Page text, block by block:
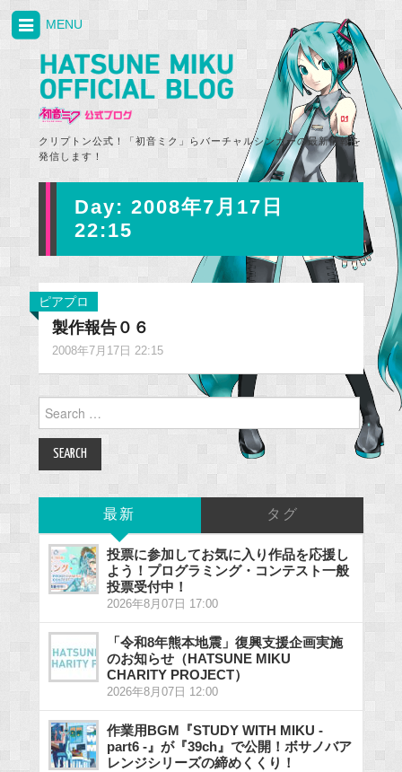
クリプトン公式！「初音ミク」らバーチャルシンガーの最新情報を
発信します！
MENU
Day: 2008年7月17日
22:15
ピアプロ
製作報告０６
2008年7月17日 22:15
Search
for:
最新 タグ
投票に参加してお気に入り作品を応援し
よう！プログラミング・コンテスト一般
投票受付中！
2026年8月07日 17:00
「令和8年熊本地震」復興支援企画実施
のお知らせ（HATSUNE MIKU
CHARITY PROJECT）
2026年8月07日 12:00
作業用BGM『STUDY WITH MIKU -
part6 -』が『39ch』で公開！ボサノバア
レンジシリーズの締めくくり！